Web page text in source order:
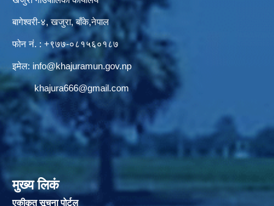
बागेश्वरी-४, खजुरा, बाँके,नेपाल
फोन नं. : +९७७-०८१५६०१८७
इमेल: info@khajuramun.gov.np
khajura666@gmail.com
मुख्य लिकं
एकीकृत सूचना पोर्टल